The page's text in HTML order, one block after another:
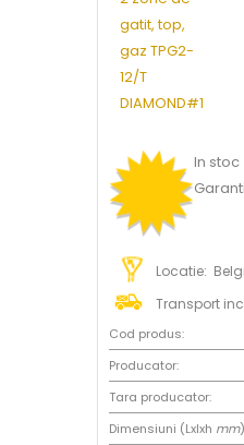
In stoc
Locatie:
Transport
Cod produs:
Producator:
Tara producator:
Dimensiuni (Lxlxh mm